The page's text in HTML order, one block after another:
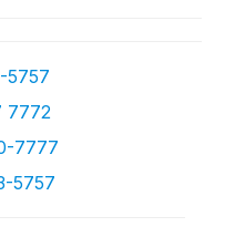
5757
7772
7777
5757